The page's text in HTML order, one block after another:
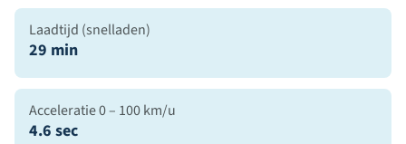
Laadtijd (snelladen)
29 min
Acceleratie 0 – 100 km/u
4.6 sec